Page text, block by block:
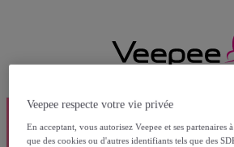
Veepee respecte votre vie privée
En acceptant, vous autorisez Veepee et ses partenaires
que des cookies ou d'autres identifiants tels que des